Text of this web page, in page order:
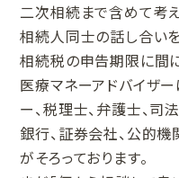
二次相続まで含めて考
相続人同士の話し合い
相続税の申告期限に間
医療マネーアドバイザー
ー、税理士、弁護士、司
銀行、証券会社、公的
がそろっております。